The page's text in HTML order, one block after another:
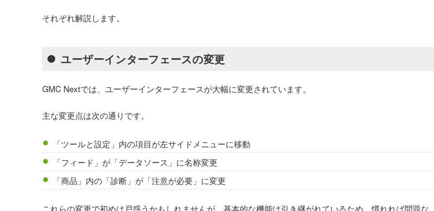
それぞれ解説します。
ユーザーインターフェースの変更
GMC Nextでは、ユーザーインターフェースが大幅に変更されています。
主な変更点は次の通りです。
「ツールと設定」内の項目が左サイドメニューに移動
「フィード」が「データソース」に名称変更
「商品」内の「診断」が「注意が必要」に変更
これらの変更で初めは戸惑うかもしれませんが、基本的な機能は引き継がれているため、慣れれば問題な